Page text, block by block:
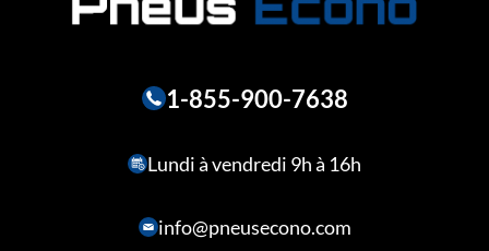
1-855-900-7638
Lundi à vendredi 9h à 16h
info@pneusecono.com